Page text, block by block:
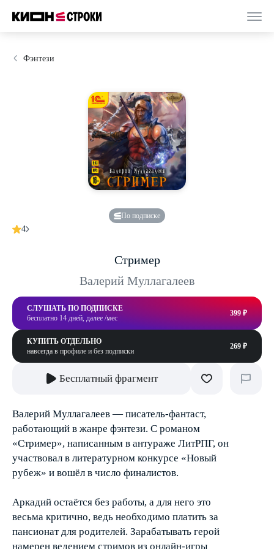
Фэнтези
По подписке
4
Стример
Валерий Муллагалеев
СЛУШАТЬ ПО ПОДПИСКЕ
бесплатно 14 дней, далее /мес
399 ₽
КУПИТЬ ОТДЕЛЬНО
навсегда в профиле и без подписки
269 ₽
Бесплатный фрагмент
Валерий Муллагалеев — писатель-фантаст,
работающий в жанре фэнтези. С романом
«Стример», написанным в антураже ЛитРПГ, он
участвовал в литературном конкурсе «Новый
рубеж» и вошёл в число финалистов.
Аркадий остаётся без работы, а для него это
весьма критично, ведь необходимо платить за
пансионат для родителей. Зарабатывать герой
намерен ведением стримов из онлайн-игры